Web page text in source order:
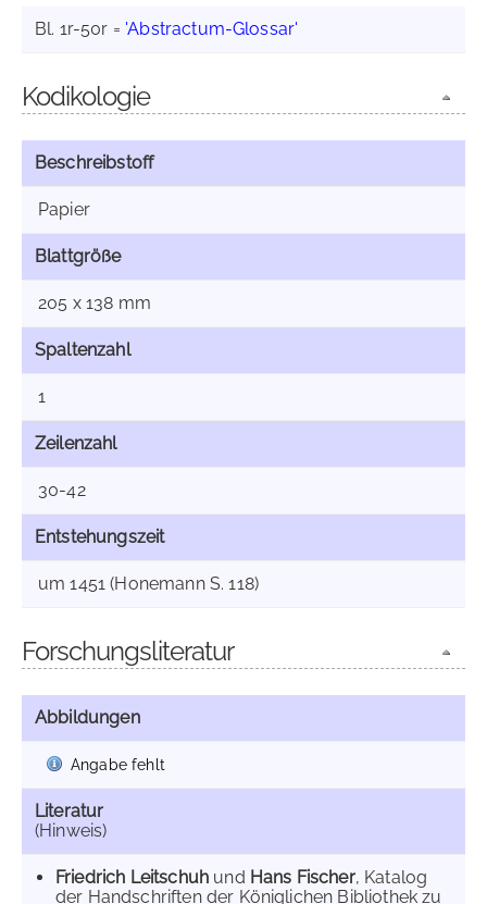
Bl. 1r-50r = 'Abstractum-Glossar'
Kodikologie
Beschreibstoff
Papier
Blattgröße
205 x 138 mm
Spaltenzahl
1
Zeilenzahl
30-42
Entstehungszeit
um 1451 (Honemann S. 118)
Forschungsliteratur
Abbildungen
Angabe fehlt
Literatur
(Hinweis)
Friedrich Leitschuh und Hans Fischer, Katalog
der Handschriften der Königlichen Bibliothek zu